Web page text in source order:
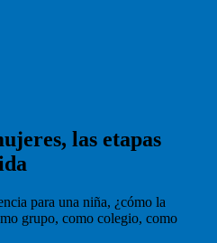
las etapas
para una niña, ¿cómo la
grupo, como colegio, como